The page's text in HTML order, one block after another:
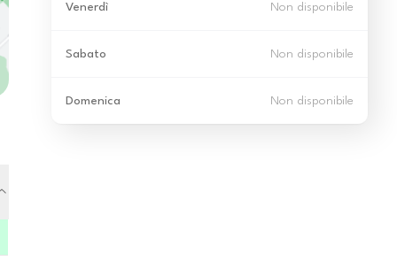
Venerdì Non disponibile
Sabato Non disponibile
Domenica Non disponibile